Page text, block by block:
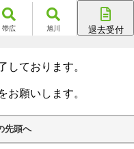
帯広 旭川 退去受付
しております。
お願いします。
先頭へ